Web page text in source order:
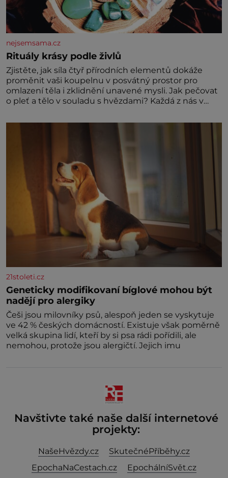
nejsemsama.cz
Rituály krásy podle živlů
Zjistěte, jak síla čtyř přírodních elementů dokáže
proměnit vaši koupelnu v posvátný prostor pro
omlazení těla i zklidnění unavené mysli. Jak pečovat
o pleť a tělo v souladu s hvězdami? Každá z nás v
naší povaze, ale i v potřebách naší pokožky. Ohnivá
znamení Ženy narozené ve znamení Berana, Lva a
Střelce v sobě nesou žár, odvahu a neutuchající elán.
21stoleti.cz
Geneticky modifikovaní bíglové mohou být
nadějí pro alergiky
Češi jsou milovníky psů, alespoň jeden se vyskytuje
ve 42 % českých domácností. Existuje však poměrně
velká skupina lidí, kteří by si psa rádi pořídili, ale
nemohou, protože jsou alergičtí. Jejich imu
Navštivte také naše další internetové
projekty:
NašeHvězdy.cz
SkutečnéPříběhy.cz
EpochaNaCestach.cz
EpochálníSvět.cz